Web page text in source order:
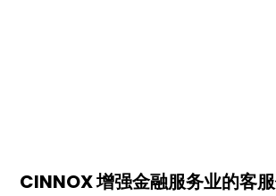
CINNOX 增强金融服务业的客